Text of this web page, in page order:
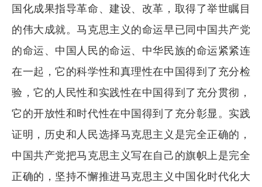
国化成果指导革命、建设、改革，取得了举世瞩目
的伟大成就。马克思主义的命运早已同中国共产党
的命运、中国人民的命运、中华民族的命运紧紧连
在一起，它的科学性和真理性在中国得到了充分检
验，它的人民性和实践性在中国得到了充分贯彻，
它的开放性和时代性在中国得到了充分彰显。实践
证明，历史和人民选择马克思主义是完全正确的，
中国共产党把马克思主义写在自己的旗帜上是完全
正确的，坚持不懈推进马克思主义中国化时代化大